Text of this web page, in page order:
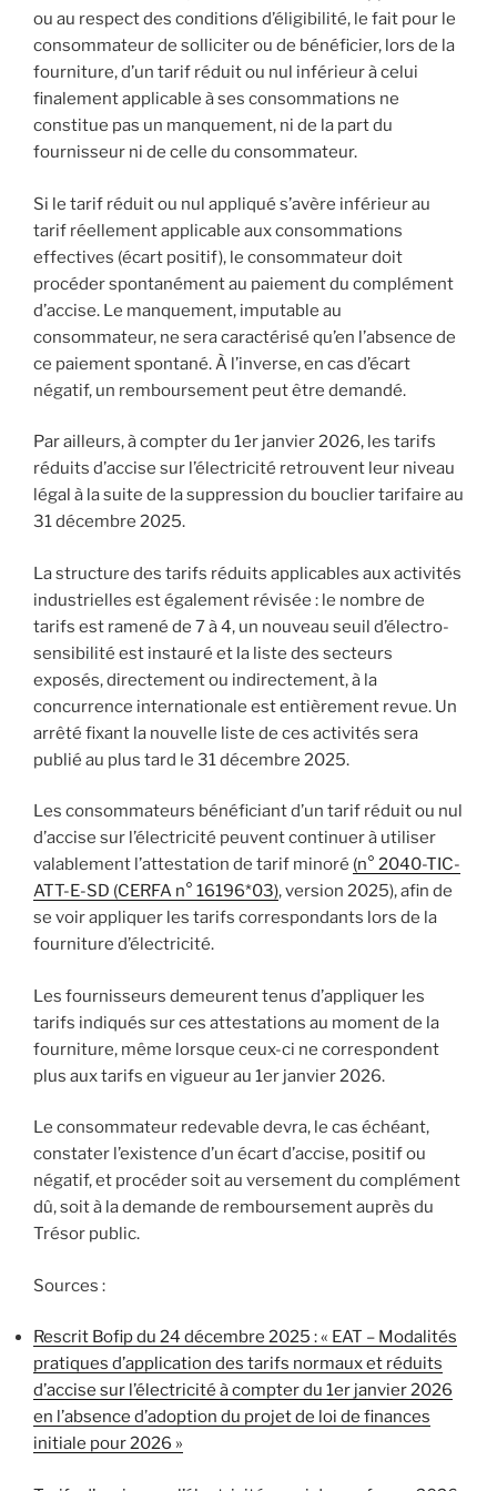
ou au respect des conditions d’éligibilité, le fait pour le
consommateur de solliciter ou de bénéficier, lors de la
fourniture, d’un tarif réduit ou nul inférieur à celui
finalement applicable à ses consommations ne
constitue pas un manquement, ni de la part du
fournisseur ni de celle du consommateur.
Si le tarif réduit ou nul appliqué s’avère inférieur au
tarif réellement applicable aux consommations
effectives (écart positif), le consommateur doit
procéder spontanément au paiement du complément
d’accise. Le manquement, imputable au
consommateur, ne sera caractérisé qu’en l’absence de
ce paiement spontané. À l’inverse, en cas d’écart
négatif, un remboursement peut être demandé.
Par ailleurs, à compter du 1er janvier 2026, les tarifs
réduits d’accise sur l’électricité retrouvent leur niveau
légal à la suite de la suppression du bouclier tarifaire au
31 décembre 2025.
La structure des tarifs réduits applicables aux activités
industrielles est également révisée : le nombre de
tarifs est ramené de 7 à 4, un nouveau seuil d’électro-
sensibilité est instauré et la liste des secteurs
exposés, directement ou indirectement, à la
concurrence internationale est entièrement revue. Un
arrêté fixant la nouvelle liste de ces activités sera
publié au plus tard le 31 décembre 2025.
Les consommateurs bénéficiant d’un tarif réduit ou nul
d’accise sur l’électricité peuvent continuer à utiliser
valablement l’attestation de tarif minoré (n° 2040-TIC-
ATT-E-SD (CERFA n° 16196*03), version 2025), afin de
se voir appliquer les tarifs correspondants lors de la
fourniture d’électricité.
Les fournisseurs demeurent tenus d’appliquer les
tarifs indiqués sur ces attestations au moment de la
fourniture, même lorsque ceux-ci ne correspondent
plus aux tarifs en vigueur au 1er janvier 2026.
Le consommateur redevable devra, le cas échéant,
constater l’existence d’un écart d’accise, positif ou
négatif, et procéder soit au versement du complément
dû, soit à la demande de remboursement auprès du
Trésor public.
Sources :
Rescrit Bofip du 24 décembre 2025 : « EAT – Modalités
pratiques d’application des tarifs normaux et réduits
d’accise sur l’électricité à compter du 1er janvier 2026
en l’absence d’adoption du projet de loi de finances
initiale pour 2026 »